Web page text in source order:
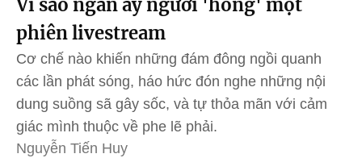
Vì sao ngần ấy người 'hóng' một
phiên livestream
Cơ chế nào khiến những đám đông ngồi quanh
các lần phát sóng, háo hức đón nghe những nội
dung suồng sã gây sốc, và tự thỏa mãn với cảm
giác mình thuộc về phe lẽ phải.
Nguyễn Tiến Huy